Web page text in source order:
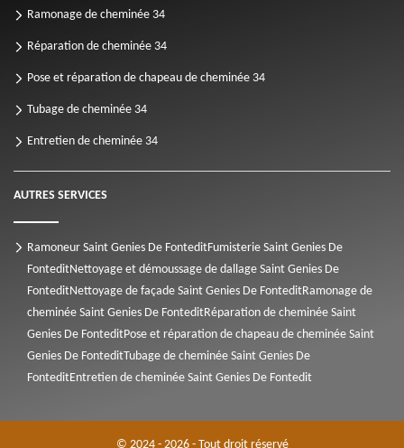
Ramonage de cheminée 34
Réparation de cheminée 34
Pose et réparation de chapeau de cheminée 34
Tubage de cheminée 34
Entretien de cheminée 34
AUTRES SERVICES
Ramoneur Saint Genies De FonteditFumisterie Saint Genies De
FonteditNettoyage et démoussage de dallage Saint Genies De
FonteditNettoyage de façade Saint Genies De FonteditRamonage de
cheminée Saint Genies De FonteditRéparation de cheminée Saint
Genies De FonteditPose et réparation de chapeau de cheminée Saint
Genies De FonteditTubage de cheminée Saint Genies De
FonteditEntretien de cheminée Saint Genies De Fontedit
© 2024 - 2026 - Tout droit réservé